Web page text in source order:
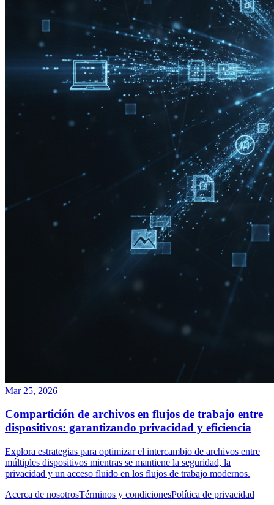
Mar 25, 2026
Compartición de archivos en flujos de trabajo entre
dispositivos: garantizando privacidad y eficiencia
Explora estrategias para optimizar el intercambio de archivos entre
múltiples dispositivos mientras se mantiene la seguridad, la
privacidad y un acceso fluido en los flujos de trabajo modernos.
Acerca de nosotrosTérminos y condicionesPolítica de privacidad